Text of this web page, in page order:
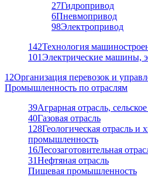
27Гидропривод
6Пневмопривод
98Электропривод
142Технология
101Электрические машины,
12Организация перевозок и
Промышленность по отраслям
39Аграрная отрасль,
40Газовая отрасль
128Геологическая отрасль и
промышленность
16Лесозаготовительная
31Нефтяная отрасль
Пищевая промышленность